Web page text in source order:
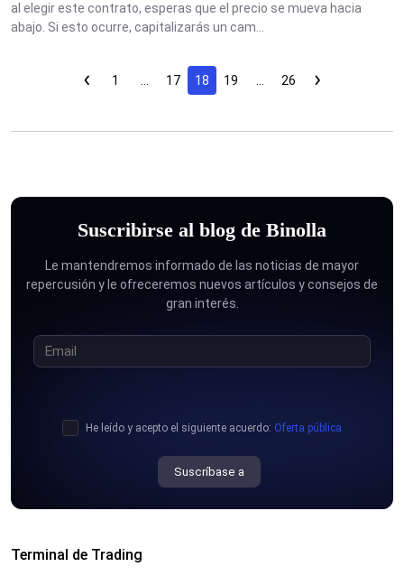
al elegir este contrato, esperas que el precio se mueva hacia
abajo. Si esto ocurre, capitalizarás un cam...
1 17 18 19 26
Suscribirse al blog de Binolla
Le mantendremos informado de las noticias de mayor
repercusión y le ofreceremos nuevos artículos y consejos de
gran interés.
Suscríbase a
He leído y acepto el siguiente acuerdo: Oferta pública
Terminal de Trading